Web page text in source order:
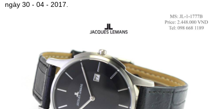
ngày 30 - 04 - 2017.